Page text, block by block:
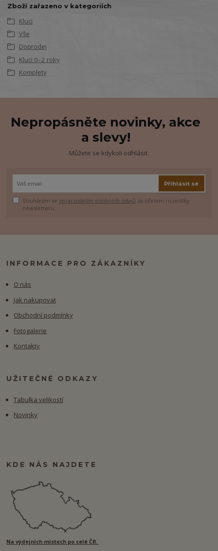
Zboží zařazeno v kategoriích
Kluci
Vše
Doprodej
Kluci 0–2 roky
Komplety
Nepropásněte novinky, akce
a slevy!
Můžete se kdykoli odhlásit.
Přihlásit se
Souhlasím se zpracováním osobních údajů za účelem rozesílky
newsletteru.
INFORMACE PRO ZÁKAZNÍKY
O nás
Jak nakupovat
Obchodní podmínky
Fotogalerie
Kontakty
UŽITEČNÉ ODKAZY
Tabulka velikostí
Novinky
KDE NÁS NAJDETE
Na výdejních místech po celé ČR.